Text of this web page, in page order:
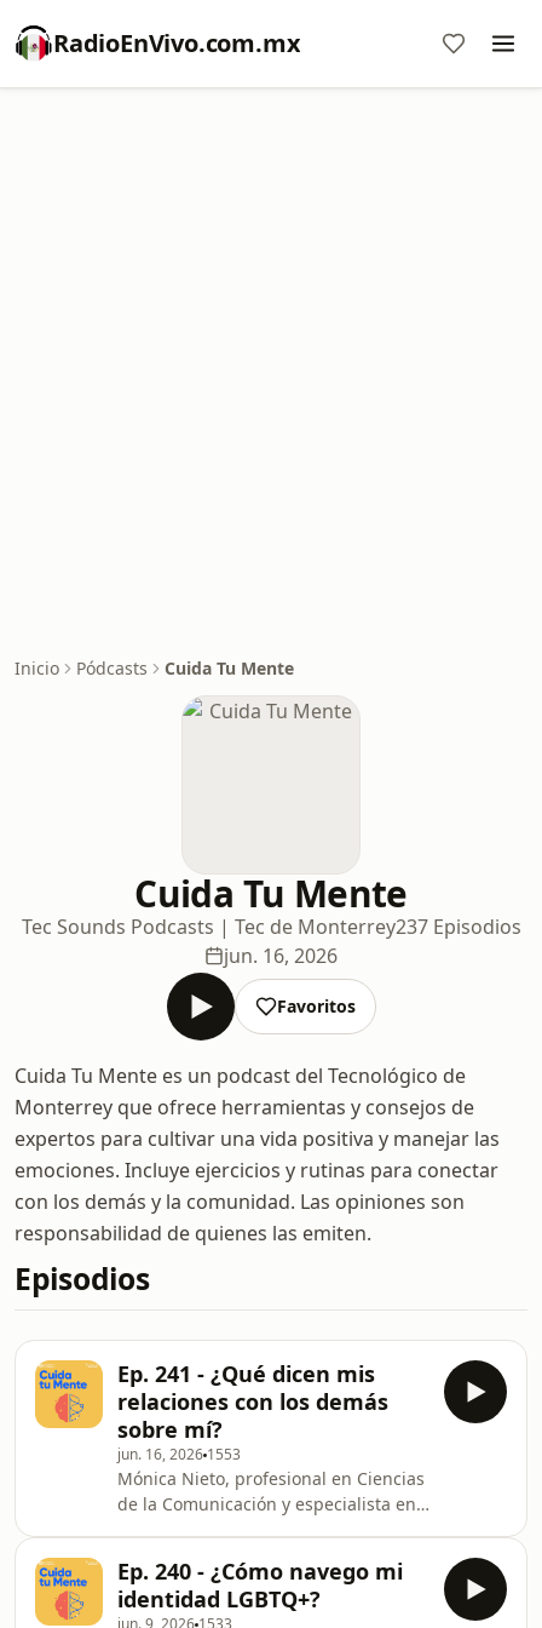
RadioEnVivo.com.mx
Inicio Pódcasts Cuida Tu Mente
Cuida Tu Mente
Tec Sounds Podcasts | Tec de Monterrey237 Episodios
jun. 16, 2026
Favoritos
Cuida Tu Mente es un podcast del Tecnológico de
Monterrey que ofrece herramientas y consejos de
expertos para cultivar una vida positiva y manejar las
emociones. Incluye ejercicios y rutinas para conectar
con los demás y la comunidad. Las opiniones son
responsabilidad de quienes las emiten.
Episodios
Ep. 241 - ¿Qué dicen mis
relaciones con los demás
sobre mí?
jun. 16, 2026 1553
Mónica Nieto, profesional en Ciencias
de la Comunicación y especialista en
de Monterrey, conversa con Grecia
Tovar y Andrés Duéñez sobre cómo
Ep. 240 - ¿Cómo navego mi
identidad LGBTQ+?
jun. 9, 2026 1533